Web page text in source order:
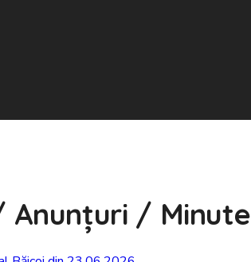
Anunțuri / Minute